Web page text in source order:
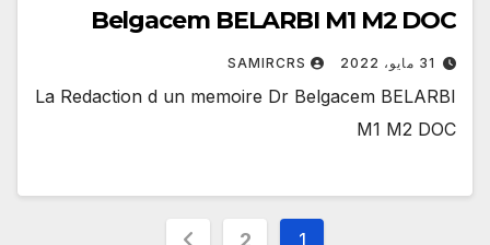
Belgacem BELARBI M1 M2 DOC
31 مايو، 2022 SAMIRCRS
La Redaction d un memoire Dr Belgacem BELARBI
M1 M2 DOC
1
2